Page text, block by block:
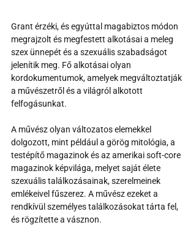
Grant érzéki, és egyúttal magabiztos módon
megrajzolt és megfestett alkotásai a meleg
szex ünnepét és a szexuális szabadságot
jelenítik meg. Fő alkotásai olyan
kordokumentumok, amelyek megváltoztatják
a művészetről és a világról alkotott
felfogásunkat.
A művész olyan változatos elemekkel
dolgozott, mint például a görög mitológia, a
testépítő magazinok és az amerikai soft-core
magazinok képvilága, melyet saját élete
szexuális találkozásainak, szerelmeinek
emlékeivel fűszerez. A művész ezeket a
rendkívül személyes találkozásokat tárta fel,
és rögzítette a vásznon.